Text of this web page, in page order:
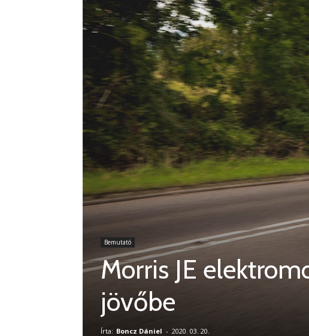
Bemutató
Morris JE
jövőbe
Írta: Boncz Dániel - 2020. 03. 20.